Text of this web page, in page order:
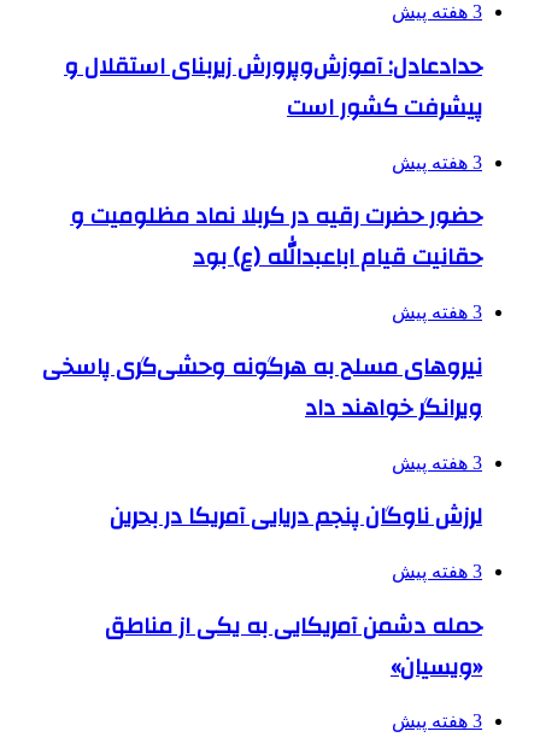
3 هفته پیش
حدادعادل: آموزش‌وپرورش زیربنای استقلال و
پیشرفت کشور است
3 هفته پیش
حضور حضرت رقیه در کربلا نماد مظلومیت و
حقانیت قیام اباعبدالله (ع) بود
3 هفته پیش
نیروهای مسلح به هرگونه وحشی‌گری پاسخی
ویرانگر خواهند داد
3 هفته پیش
لرزش ناوگان پنجم دریایی آمریکا در بحرین
3 هفته پیش
حمله دشمن آمریکایی به یکی از مناطق
«ویسیان»
3 هفته پیش